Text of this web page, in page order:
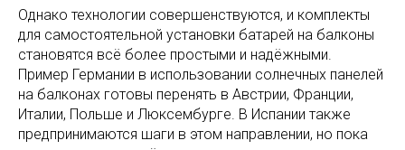
Однако технологии совершенствуются, и комплекты
для самостоятельной установки батарей на балконы
становятся всё более простыми и надёжными.
Пример Германии в использовании солнечных панелей
на балконах готовы перенять в Австрии, Франции,
Италии, Польше и Люксембурге. В Испании также
предпринимаются шаги в этом направлении, но пока